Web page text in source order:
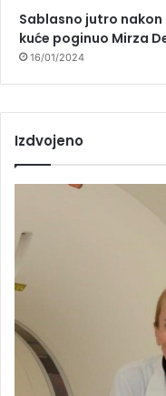
Sablasno jutro nakon
kuće poginuo Mirza
16/01/2024
Izdvojeno